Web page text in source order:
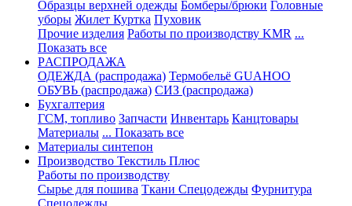
Образцы верхней одежды Бомберы/брюки Головные
уборы Жилет Куртка Пуховик
Прочие изделия Работы по производству KMR ...
Показать все
PАСПРОДАЖА
ОДЕЖДА (распродажа) Термобельё GUAHOO
ОБУВЬ (распродажа) СИЗ (распродажа)
Бухгалтерия
ГСМ, топливо Запчасти Инвентарь Канцтовары
Материалы ... Показать все
Материалы синтепон
Производство Текстиль Плюс
Работы по производству
Сырье для пошива Ткани Спецодежды Фурнитура
Спецодежды